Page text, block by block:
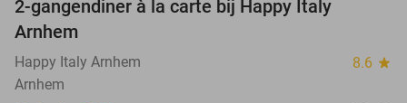
2-gangendiner à la carte bij Happy Italy
Arnhem
Happy Italy Arnhem 8.6 star
Arnhem